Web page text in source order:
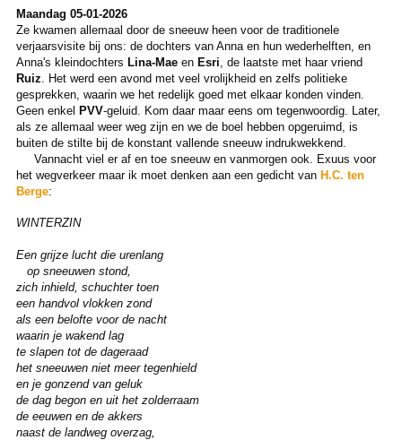
Maandag 05-01-2026
Ze kwamen allemaal door de sneeuw heen voor de traditionele
verjaarsvisite bij ons: de dochters van Anna en hun wederhelften, en
Anna's kleindochters Lina-Maeen Esri , de laatste met haar vriend
Ruiz . Het werd een avond met veel vrolijkheid en zelfs politieke
gesprekken, waarin we het redelijk goed met elkaar konden vinden.
Geen enkel PVV-geluid. Kom daar maar eens om tegenwoordig. Later,
als ze allemaal weer weg zijn en we de boel hebben opgeruimd, is
buiten de stilte bij de konstant vallende sneeuw indrukwekkend.
Vannacht viel er af en toe sneeuw en vanmorgen ook. Exuus voor
het wegverkeer maar ik moet denken aan een gedicht van H.C. ten
Berge:
WINTERZIN
Een grijze lucht die urenlang
op sneeuwen stond,
zich inhield, schuchter toen
een handvol vlokken zond
als een belofte voor de nacht
waarin je wakend lag
te slapen tot de dageraad
het sneeuwen niet meer tegenhield
en je gonzend van geluk
de dag begon en uit het zolderraam
de eeuwen en de akkers
naast de landweg overzag,